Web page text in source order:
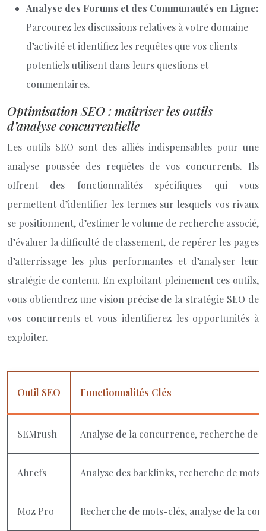
Analyse des Forums et des Communautés en Ligne:
Parcourez les discussions relatives à votre domaine
d’activité et identifiez les requêtes que vos clients
potentiels utilisent dans leurs questions et
commentaires.
Optimisation SEO : maîtriser les outils
d’analyse concurrentielle
Les outils SEO sont des alliés indispensables pour une
analyse poussée des requêtes de vos concurrents. Ils
offrent des fonctionnalités spécifiques qui vous
permettent d’identifier les termes sur lesquels vos rivaux
se positionnent, d’estimer le volume de recherche associé,
d’évaluer la difficulté de classement, de repérer les pages
d’atterrissage les plus performantes et d’analyser leur
stratégie de contenu. En exploitant pleinement ces outils,
vous obtiendrez une vision précise de la stratégie SEO de
vos concurrents et vous identifierez les opportunités à
exploiter.
Outil SEO Fonctionnalités Clés
SEMrush Analyse de la concurrence, recherche de
Ahrefs Analyse des backlinks, recherche de
Moz Pro Recherche de mots-clés, analyse de la